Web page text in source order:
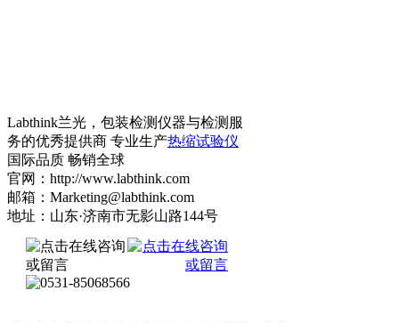
Labthink兰光，包装检测仪器与检测服
务的优秀提供商 专业生产热缩试验仪
国际品质 畅销全球
官网：http://www.labthink.com
邮箱：Marketing@labthink.com
地址：山东·济南市无影山路144号